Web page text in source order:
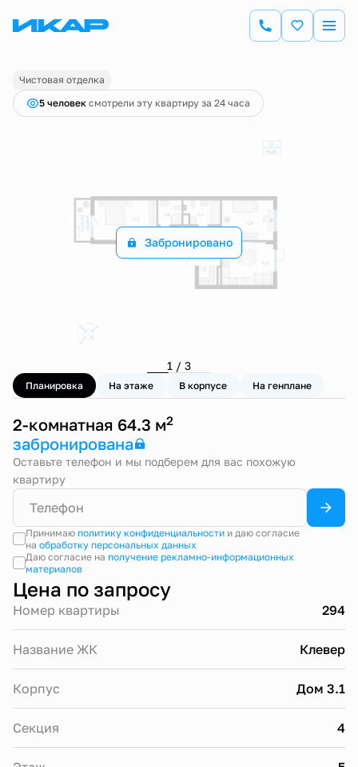
2-комнатная64.3 м Цена по запросу
Чистовая отделка
5 человек смотрели эту квартиру за 24 часа
Забронировано
1 / 3
Планировка На этаже В корпусе На генплане
2-комнатная 64.3 м2
забронирована
Оставьте телефон и мы подберем для вас похожую
квартиру
Принимаю политику конфиденциальностии даю согласие
на обработку персональных данных
Даю согласие на получение рекламно-информационных
материалов
Цена по запросу
Номер квартиры 294
Название ЖК Клевер
Корпус Дом 3.1
Секция 4